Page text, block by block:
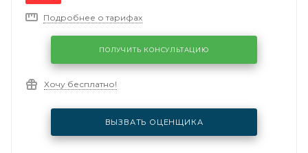
Подробнее о тарифах
ПОЛУЧИТЬ КОНСУЛЬТАЦИЮ
Хочу бесплатно!
ВЫЗВАТЬ ОЦЕНЩИКА